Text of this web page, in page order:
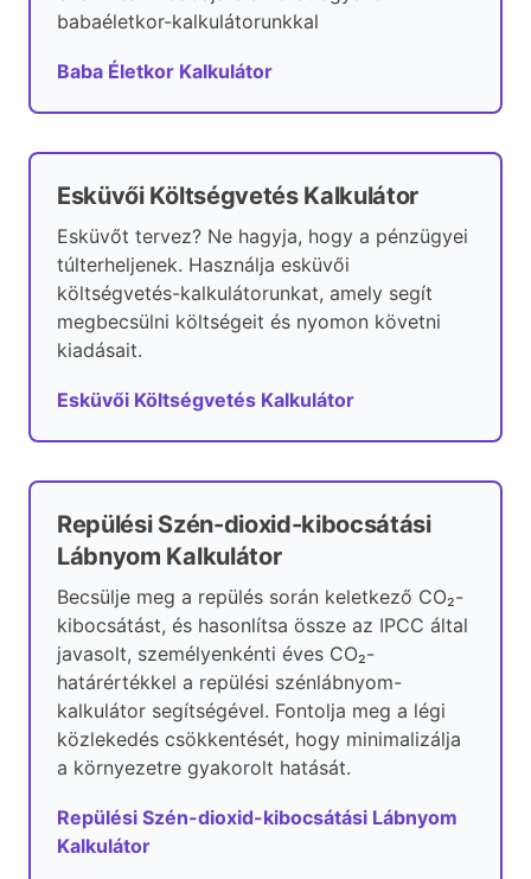
babaéletkor-kalkulátorunkkal
Baba Életkor Kalkulátor
Esküvői Költségvetés Kalkulátor
Esküvőt tervez? Ne hagyja, hogy a pénzügyei
túlterheljenek. Használja esküvői
költségvetés-kalkulátorunkat, amely segít
megbecsülni költségeit és nyomon követni
kiadásait.
Esküvői Költségvetés Kalkulátor
Repülési Szén-dioxid-kibocsátási
Lábnyom Kalkulátor
Becsülje meg a repülés során keletkező CO₂-
kibocsátást, és hasonlítsa össze az IPCC által
javasolt, személyenkénti éves CO₂-
határértékkel a repülési szénlábnyom-
kalkulátor segítségével. Fontolja meg a légi
közlekedés csökkentését, hogy minimalizálja
a környezetre gyakorolt hatását.
Repülési Szén-dioxid-kibocsátási Lábnyom
Kalkulátor